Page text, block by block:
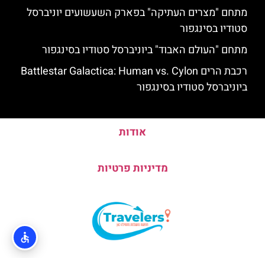
מתחם "מצרים העתיקה" בפארק השעשועים יוניברסל
סטודיו בסינגפור
מתחם "העולם האבוד" ביוניברסל סטודיו בסינגפור
רכבת הרים Battlestar Galactica: Human vs. Cylon
ביוניברסל סטודיו בסינגפור
אודות
מדיניות פרטיות